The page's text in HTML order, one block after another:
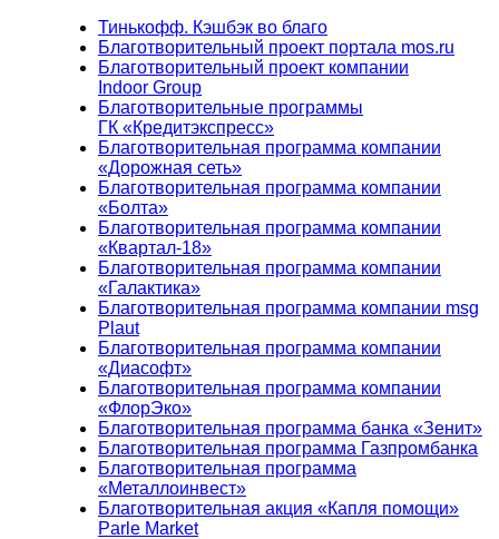
Тинькофф. Кэшбэк во благо
Благотворительный проект портала mos.ru
Благотворительный проект компании
Indoor Group
Благотворительные программы
ГК «Кредитэкспресс»
Благотворительная программа компании
«Дорожная сеть»
Благотворительная программа компании
«Болта»
Благотворительная программа компании
«Квартал-18»
Благотворительная программа компании
«Галактика»
Благотворительная программа компании msg
Plaut
Благотворительная программа компании
«Диасофт»
Благотворительная программа компании
«ФлорЭко»
Благотворительная программа банка «Зенит»
Благотворительная программа Газпромбанка
Благотворительная программа
«Металлоинвест»
Благотворительная акция «Капля помощи»
Parle Market